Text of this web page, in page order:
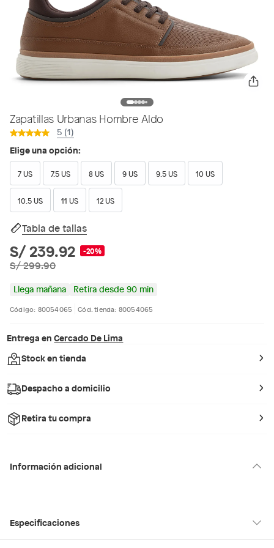
Zapatillas Urbanas Hombre Aldo
5 (1)
Elige una opción:
7 US 7.5 US 8 US 9 US 9.5 US 10 US
10.5 US 11 US 12 US
Tabla de tallas
S/ 239.92 -20%
S/ 299.90
Llega mañana Retira desde 90 min
Código: 80054065 Cód. tienda: 80054065
Entrega en Cercado De Lima
Stock en tienda
Despacho a domicilio
Retira tu compra
Información adicional
Especificaciones